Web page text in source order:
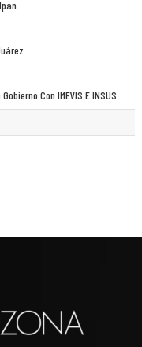
Con IMEVIS E INSUS